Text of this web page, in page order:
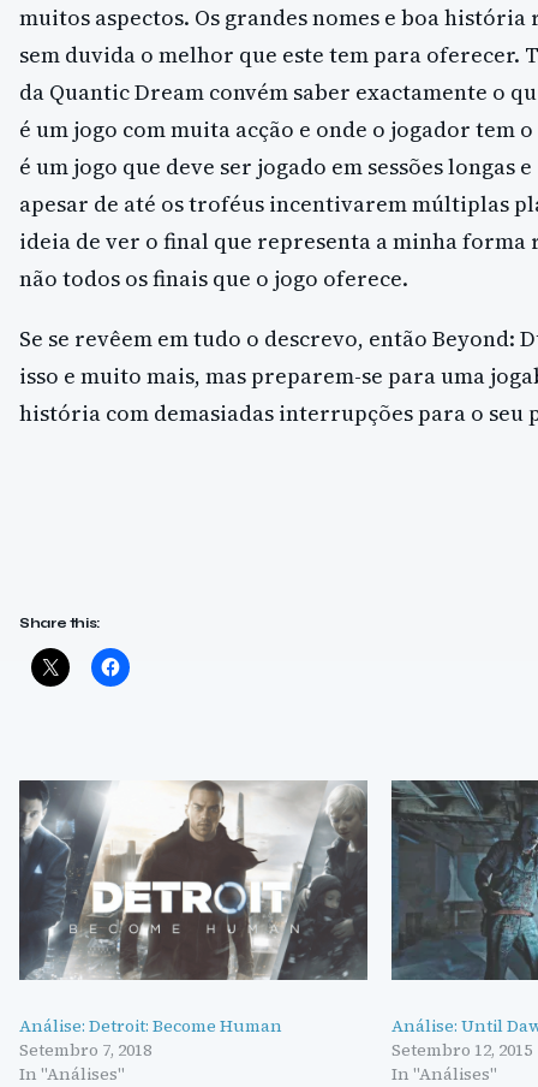
muitos aspectos. Os grandes nomes e boa
sem duvida o melhor que este tem para oferecer.
da Quantic Dream convém saber exactamente o
é um jogo com muita acção e onde o jogador tem
é um jogo que deve ser jogado em sessões longas
apesar de até os troféus incentivarem múltiplas
ideia de ver o final que representa a minha forma
não todos os finais que o jogo oferece.
Se se revêem em tudo o descrevo, então Beyond:
isso e muito mais, mas preparem-se para uma
história com demasiadas interrupções para o seu
Share this:
Análise: Detroit: Become Human
Setembro 7, 2018
In "Análises"
Análise: Until
Setembro 12, 2015
In "Análises"